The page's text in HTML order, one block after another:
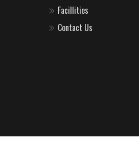
Facillities
Contact Us